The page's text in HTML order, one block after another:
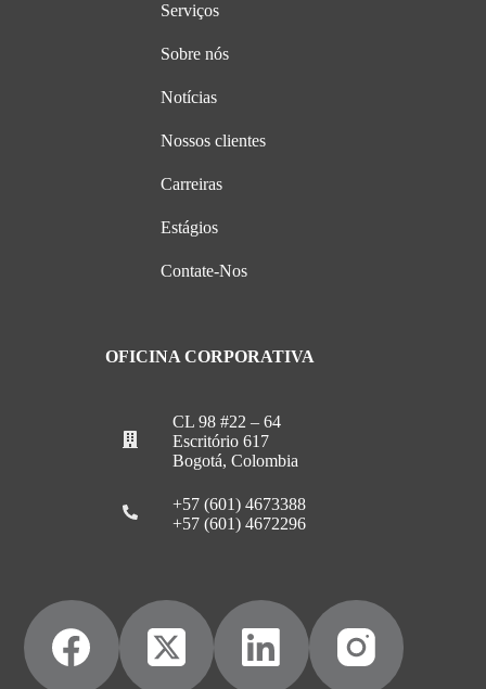
Serviços
Sobre nós
Notícias
Nossos clientes
Carreiras
Estágios
Contate-Nos
OFICINA CORPORATIVA
CL 98 #22 – 64
Escritório 617
Bogotá, Colombia
+57 (601) 4673388
+57 (601) 4672296